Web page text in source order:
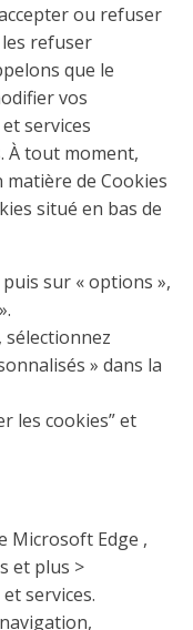
ou refuser
les refuser
que le
vos
services
À tout moment,
de Cookies
situé en bas de
sur « options »,
sélectionnez
» dans la
les cookies” et
Microsoft Edge ,
et plus >
services.